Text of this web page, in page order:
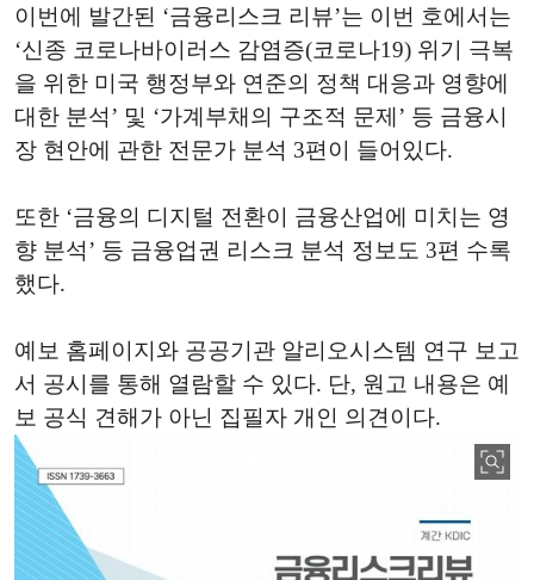
이번에 발간된 ‘금융리스크 리뷰’는 이번 호에서는
‘신종 코로나바이러스 감염증(코로나19) 위기 극복
을 위한 미국 행정부와 연준의 정책 대응과 영향에
대한 분석’ 및 ‘가계부채의 구조적 문제’ 등 금융시
장 현안에 관한 전문가 분석 3편이 들어있다.
또한 ‘금융의 디지털 전환이 금융산업에 미치는 영
향 분석’ 등 금융업권 리스크 분석 정보도 3편 수록
했다.
예보 홈페이지와 공공기관 알리오시스템 연구 보고
서 공시를 통해 열람할 수 있다. 단, 원고 내용은 예
보 공식 견해가 아닌 집필자 개인 의견이다.